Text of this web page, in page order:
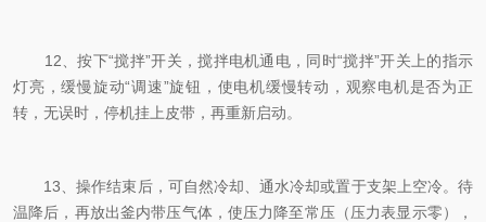
12、按下“搅拌”开关，搅拌电机通电，同时“搅拌”开关上的指示
灯亮，缓慢旋动“调速”旋钮，使电机缓慢转动，观察电机是否为正
转，无误时，停机挂上皮带，再重新启动。
13、操作结束后，可自然冷却、通水冷却或置于支架上空冷。待
温降后，再放出釜内带压气体，使压力降至常压（压力表显示零），